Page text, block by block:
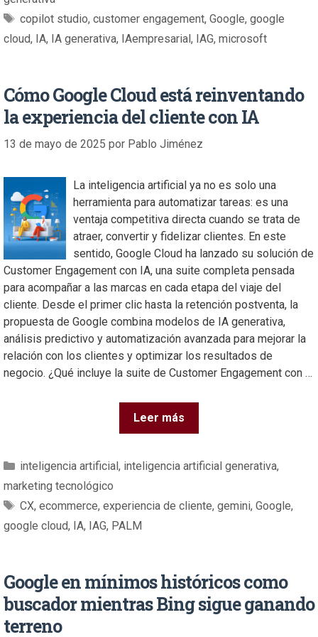
copilot studio, customer engagement, Google, google
cloud, IA, IA generativa, IAempresarial, IAG, microsoft
Cómo Google Cloud está reinventando
la experiencia del cliente con IA
13 de mayo de 2025 por Pablo Jiménez
La inteligencia artificial ya no es solo una
herramienta para automatizar tareas: es una
ventaja competitiva directa cuando se trata de
atraer, convertir y fidelizar clientes. En este
sentido, Google Cloud ha lanzado su solución de
Customer Engagement con IA, una suite completa pensada
para acompañar a las marcas en cada etapa del viaje del
cliente. Desde el primer clic hasta la retención postventa, la
propuesta de Google combina modelos de IA generativa,
análisis predictivo y automatización avanzada para mejorar la
relación con los clientes y optimizar los resultados de
negocio. ¿Qué incluye la suite de Customer Engagement con …
Leer más
inteligencia artificial, inteligencia artificial generativa,
marketing tecnológico
CX, ecommerce, experiencia de cliente, gemini, Google,
google cloud, IA, IAG, PALM
Google en mínimos históricos como
buscador mientras Bing sigue ganando
terreno